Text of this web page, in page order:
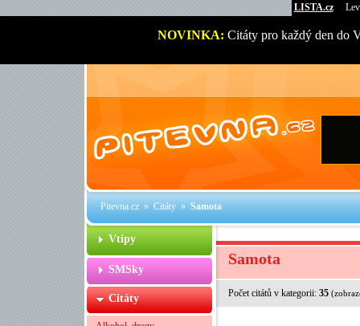
LISTA.cz
NOVINKA: Citáty pro každý den do
Pitevna.cz»Citáty»Samota
Vtipy
SMSky
Citáty
Samota
Počet citátů v kategorii: 35